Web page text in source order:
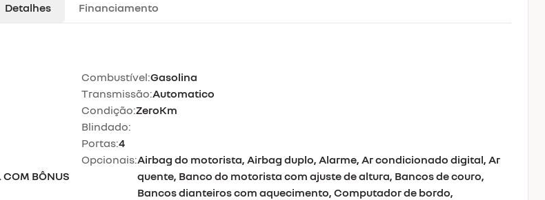
Detalhes Financiamento
COM BÔNUS
Combustível:Gasolina
Transmissão:Automatico
Condição:ZeroKm
Blindado:
Portas:4
Opcionais:Airbag do motorista, Airbag duplo, Alarme, Ar condicionado digital, Ar
quente, Banco do motorista com ajuste de altura, Bancos de couro,
Bancos dianteiros com aquecimento, Computador de bordo,